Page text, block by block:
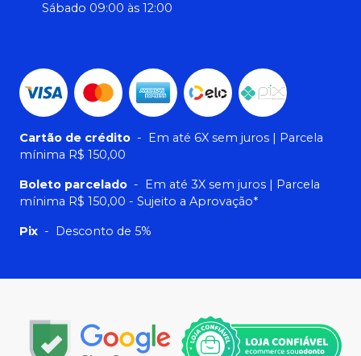
Sábado 09:00 às 12:00
Cartão de crédito - Em até 6X sem juros | Parcela
mínima R$ 150,00
Boleto parcelado - Em até 3X sem juros | Parcela
mínima R$ 150,00 - Sujeito a Aprovação*
Pix - Desconto de 5%